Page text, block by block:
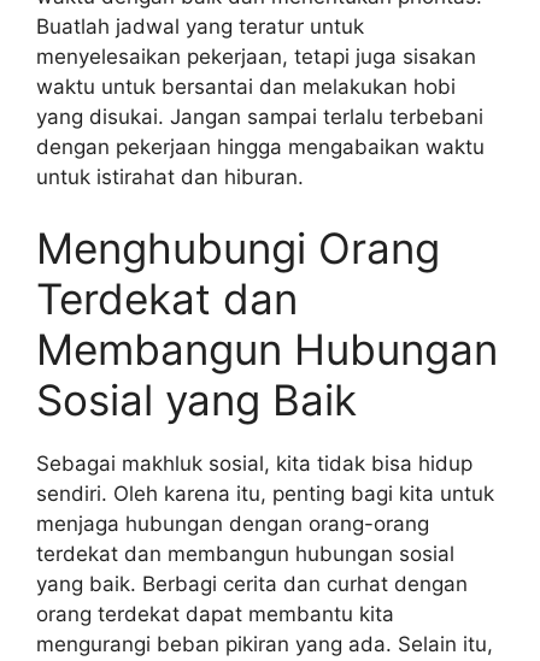
Buatlah jadwal yang teratur untuk
menyelesaikan pekerjaan, tetapi juga sisakan
waktu untuk bersantai dan melakukan hobi
yang disukai. Jangan sampai terlalu terbebani
dengan pekerjaan hingga mengabaikan waktu
untuk istirahat dan hiburan.
Menghubungi Orang
Terdekat dan
Membangun Hubungan
Sosial yang Baik
Sebagai makhluk sosial, kita tidak bisa hidup
sendiri. Oleh karena itu, penting bagi kita untuk
menjaga hubungan dengan orang-orang
terdekat dan membangun hubungan sosial
yang baik. Berbagi cerita dan curhat dengan
orang terdekat dapat membantu kita
mengurangi beban pikiran yang ada. Selain itu,